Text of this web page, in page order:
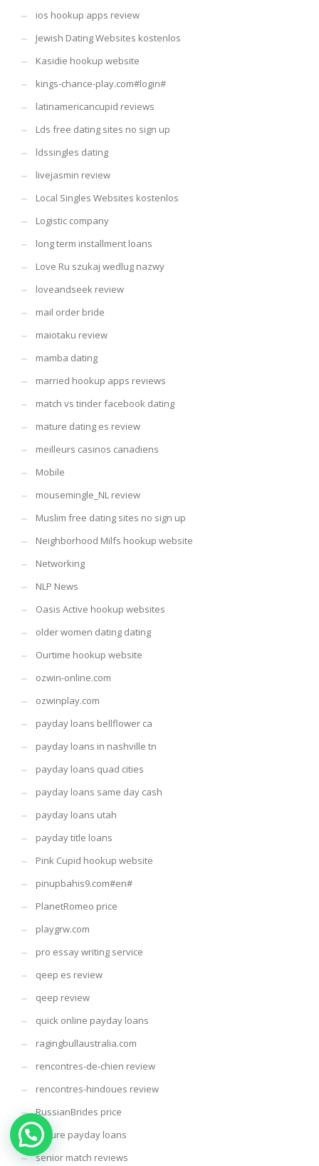
ios hookup apps review
Jewish Dating Websites kostenlos
Kasidie hookup website
kings-chance-play.com#login#
latinamericancupid reviews
Lds free dating sites no sign up
ldssingles dating
livejasmin review
Local Singles Websites kostenlos
Logistic company
long term installment loans
Love Ru szukaj wedlug nazwy
loveandseek review
mail order bride
maiotaku review
mamba dating
married hookup apps reviews
match vs tinder facebook dating
mature dating es review
meilleurs casinos canadiens
Mobile
mousemingle_NL review
Muslim free dating sites no sign up
Neighborhood Milfs hookup website
Networking
NLP News
Oasis Active hookup websites
older women dating dating
Ourtime hookup website
ozwin-online.com
ozwinplay.com
payday loans bellflower ca
payday loans in nashville tn
payday loans quad cities
payday loans same day cash
payday loans utah
payday title loans
Pink Cupid hookup website
pinupbahis9.com#en#
PlanetRomeo price
playgrw.com
pro essay writing service
qeep es review
qeep review
quick online payday loans
ragingbullaustralia.com
rencontres-de-chien review
rencontres-hindoues review
RussianBrides price
secure payday loans
senior match reviews